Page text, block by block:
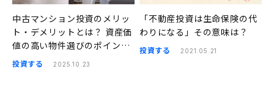
中古マンション投資のメリッ
ト・デメリットとは？ 資産価
値の高い物件選びのポイント
も解説
投資する 2025.10.23
「不動産投資は生命保険の代
わりになる」その意味は？
投資する 2021.05.21